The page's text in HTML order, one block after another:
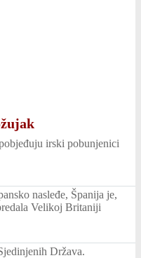
irski pobunjenici
nasleđe, Španija je,
Velikoj Britaniji
Država.